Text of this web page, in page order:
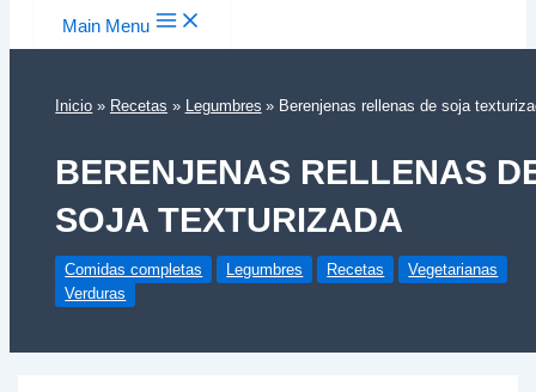
Main Menu
Inicio Recetas Legumbres Berenjenas rellenas de soja
BERENJENAS RELLENAS
SOJA TEXTURIZADA
Comidas completas Legumbres Recetas
Vegetarianas
Verduras